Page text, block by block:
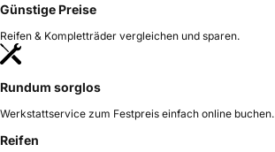
Günstige Preise
Reifen & Kompletträder vergleichen und sparen.
Rundum sorglos
Werkstattservice zum Festpreis einfach online buchen.
Reifen